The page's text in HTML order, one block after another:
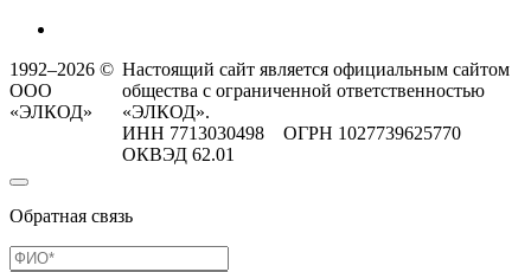
1992–2026 ©
ООО
«ЭЛКОД»
Настоящий сайт является официальным сайтом
общества с ограниченной ответственностью
«ЭЛКОД».
ИНН 7713030498 ОГРН 1027739625770
ОКВЭД 62.01
Обратная связь